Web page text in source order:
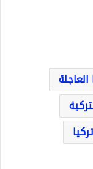
العاجلة
تركيا